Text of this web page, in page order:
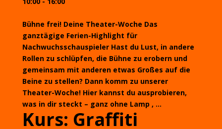
Bühne frei! Deine Theater-Woche Das
ganztägige Ferien-Highlight für
Nachwuchsschauspieler Hast du Lust, in andere
Rollen zu schlüpfen, die Bühne zu erobern und
gemeinsam mit anderen etwas Großes auf die
Beine zu stellen? Dann komm zu unserer
Theater-Woche! Hier kannst du ausprobieren,
was in dir steckt – ganz ohne Lamp , ...
Kurs: Graffiti